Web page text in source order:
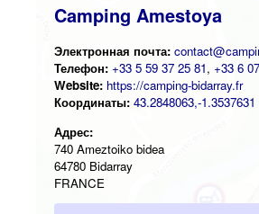
Camping Amestoya
Электронная почта:
Телефон: +33 5 59 37 25 81, +33 6
Website: https://camping-bidarray.fr
Координаты: 43.2848063,-1.3537631
Адрес:
740 Ameztoiko bidea
64780 Bidarray
FRANCE